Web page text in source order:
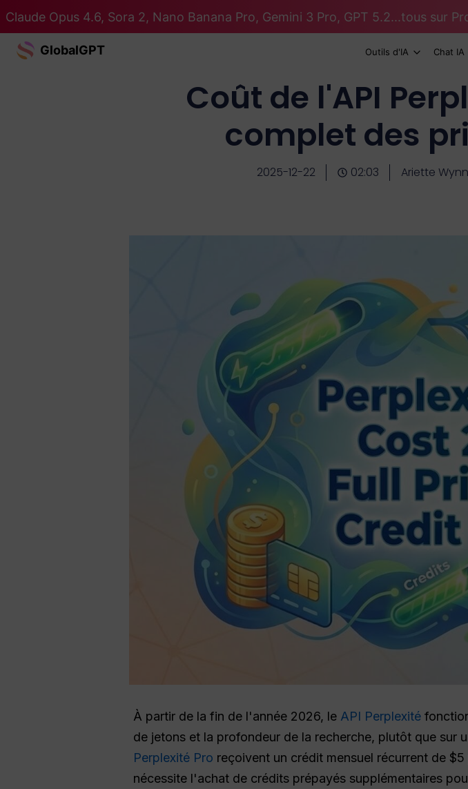
Claude Opus 4.6, Sora 2, Nano Banana Pro, Gemini 3 Pro, GPT 5.2...tous sur
GlobalGPT Outils d'IA Chat IA
Coût de l'API
complet des
2025-12-22 02:03 Ariette Wynn
À partir de la fin de l'année 2026, le API Perplexité
de jetons et la profondeur de la recherche, plutôt que sur
Perplexité Pro reçoivent un crédit mensuel récurrent de
nécessite l'achat de crédits prépayés supplémentaires